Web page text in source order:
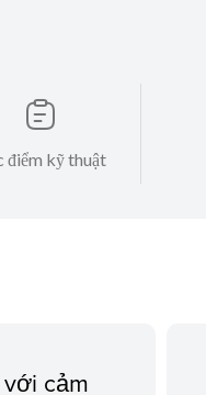
điểm kỹ thuật
cảm